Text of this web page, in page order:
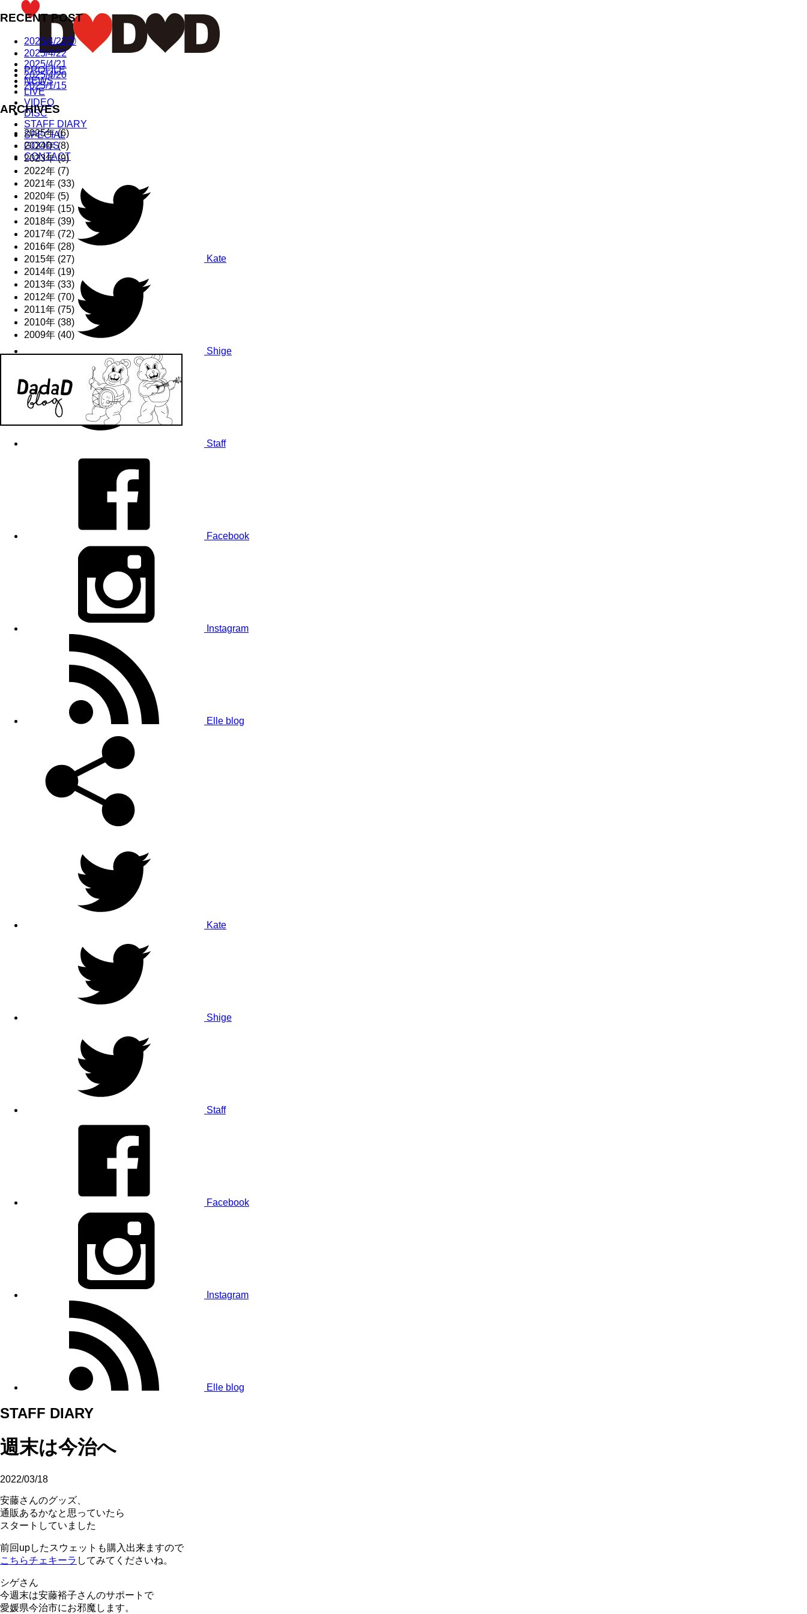
PROFILE
NEWS
LIVE
VIDEO
DISC
STAFF DIARY
SPECIAL
GOODS
CONTACT
Kate
Shige
Staff
Facebook
Instagram
Elle blog
Kate
Shige
Staff
Facebook
Instagram
Elle blog
STAFF DIARY
週末は今治へ
2022/03/18
安藤さんのグッズ、
通販あるかなと思っていたら
スタートしていました
前回upしたスウェットも購入出来ますので
こちらチェキーラ してみてくださいね。
シゲさん
今週末は安藤裕子さんのサポートで
愛媛県今治市にお邪魔します。
RECENT POST
2025/4/22②
2025/4/22
2025/4/21
2025/4/20
2025/1/15
ARCHIVES
2025年 (6)
2024年 (8)
2023年 (9)
2022年 (7)
2021年 (33)
2020年 (5)
2019年 (15)
2018年 (39)
2017年 (72)
2016年 (28)
2015年 (27)
2014年 (19)
2013年 (33)
2012年 (70)
2011年 (75)
2010年 (38)
2009年 (40)